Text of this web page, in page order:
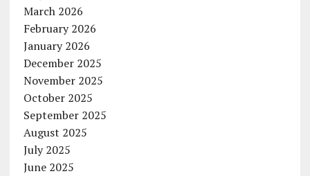
March 2026
February 2026
January 2026
December 2025
November 2025
October 2025
September 2025
August 2025
July 2025
June 2025